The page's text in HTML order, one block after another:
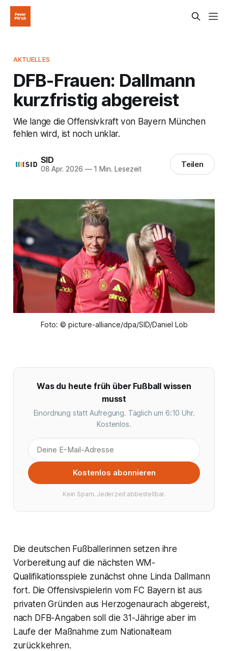
AKTUELLES
DFB-Frauen: Dallmann
kurzfristig abgereist
Wie lange die Offensivkraft von Bayern München
fehlen wird, ist noch unklar.
SID
08 Apr. 2026 —1 Min. Lesezeit Teilen
Foto: © picture-alliance/dpa/SID/Daniel Löb
Was du heute früh über Fußball wissen
musst
Einordnung statt Aufregung. Täglich um 6:10 Uhr.
Kostenlos.
Kostenlos abonnieren
Kein Spam. Jederzeit abbestellbar.
Die deutschen Fußballerinnen setzen ihre
Vorbereitung auf die nächsten WM-
Qualifikationsspiele zunächst ohne Linda Dallmann
fort. Die Offensivspielerin vom FC Bayern ist aus
privaten Gründen aus Herzogenaurach abgereist,
nach DFB-Angaben soll die 31-Jährige aber im
Laufe der Maßnahme zum Nationalteam
zurückkehren.